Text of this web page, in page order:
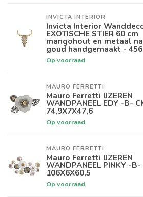
INVICTA INTERIOR
Invicta Interior
EXOTISCHE STIER 60 cm
mangohout en metaal
goud handgemaakt -
Op voorraad
MAURO FERRETTI
Mauro Ferretti IJZEREN
WANDPANEEL EDY -B-
74,9X7X47,6
Op voorraad
MAURO FERRETTI
Mauro Ferretti IJZEREN
WANDPANEEL PINKY -B-
106X6X60,5
Op voorraad